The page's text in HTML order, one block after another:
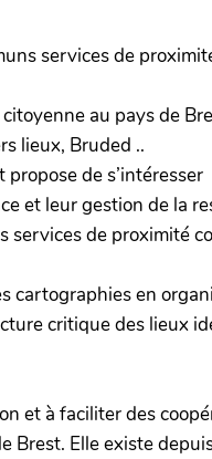
services de
au pays de
lieux, Bruded ..
de s’intéresser
et leur gestion de la
services de proximité
cartographies en
critique des lieux
et à faciliter des
Brest. Elle existe